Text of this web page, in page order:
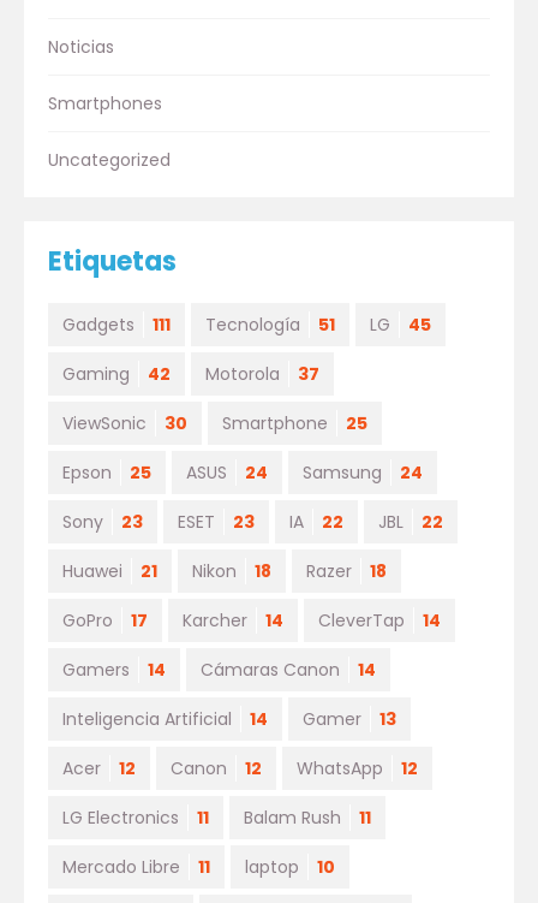
Noticias
Smartphones
Uncategorized
Etiquetas
Gadgets 111 Tecnología 51 LG 45
Gaming 42 Motorola 37
ViewSonic 30 Smartphone 25
Epson 25 ASUS 24 Samsung 24
Sony 23 ESET 23 IA 22 JBL 22
Huawei 21 Nikon 18 Razer 18
GoPro 17 Karcher 14 CleverTap 14
Gamers 14 Cámaras Canon 14
Inteligencia Artificial 14 Gamer 13
Acer 12 Canon 12 WhatsApp 12
LG Electronics 11 Balam Rush 11
Mercado Libre 11 laptop 10